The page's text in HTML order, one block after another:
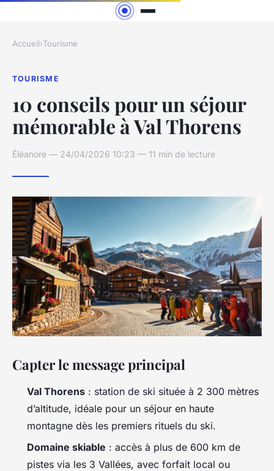
Accueil›Tourisme
TOURISME
10 conseils pour un séjour
mémorable à Val Thorens
Éléanore — 24/04/2026 10:23 — 11 min de lecture
Capter le message principal
Val Thorens : station de ski située à 2 300 mètres
d’altitude, idéale pour un séjour en haute
montagne dès les premiers rituels du ski.
Domaine skiable : accès à plus de 600 km de
pistes via les 3 Vallées, avec forfait local ou